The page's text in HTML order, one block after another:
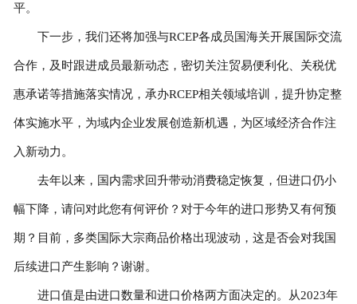
平。
下一步，我们还将加强与RCEP各成员国海关开展国际交流
合作，及时跟进成员最新动态，密切关注贸易便利化、关税优
惠承诺等措施落实情况，承办RCEP相关领域培训，提升协定整
体实施水平，为域内企业发展创造新机遇，为区域经济合作注
入新动力。
去年以来，国内需求回升带动消费稳定恢复，但进口仍小
幅下降，请问对此您有何评价？对于今年的进口形势又有何预
期？目前，多类国际大宗商品价格出现波动，这是否会对我国
后续进口产生影响？谢谢。
进口值是由进口数量和进口价格两方面决定的。从2023年